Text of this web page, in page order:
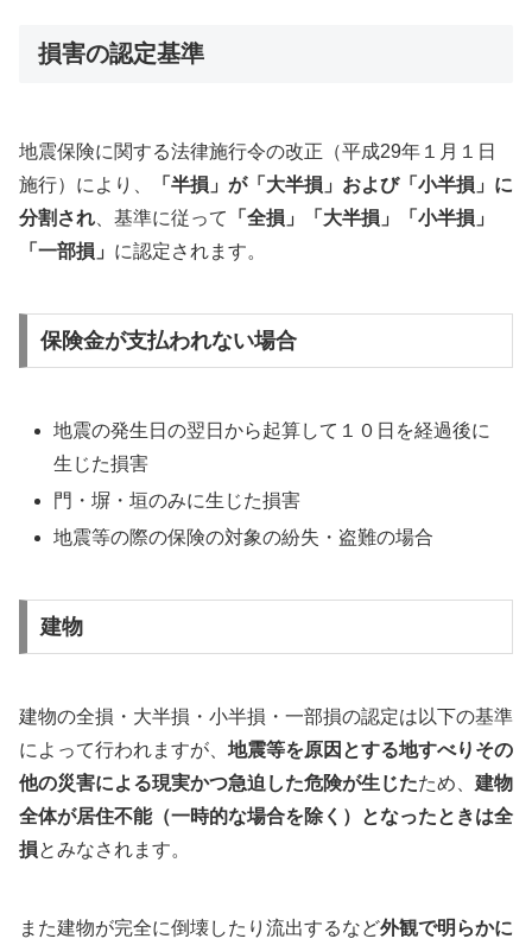
損害の認定基準
地震保険に関する法律施行令の改正（平成29年１月１日
施行）により、
「半損」が「大半損」および「小半損」に
分割され 、基準に従って
「全損」「大半損」「小半損」
「一部損」 に認定されます。
保険金が支払われない場合
地震の発生日の翌日から起算して１０日を経過後に
生じた損害
門・塀・垣のみに生じた損害
地震等の際の保険の対象の紛失・盗難の場合
建物
建物の全損・大半損・小半損・一部損の認定は以下の基準
によって行われますが、 地震等を原因とする地すべりその
他の災害による現実かつ急迫した危険が生じたため、 建物
全体が居住不能（一時的な場合を除く）となったときは全
損とみなされます。
また建物が完全に倒壊したり流出するなど外観で明らかに